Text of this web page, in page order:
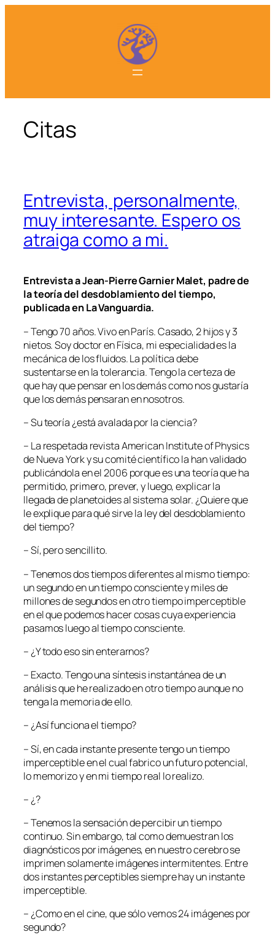
Citas
Entrevista, personalmente,
muy interesante. Espero os
atraiga como a mi.
Entrevista a Jean-Pierre Garnier Malet, padre de
la teoría del desdoblamiento del tiempo,
publicada en La Vanguardia.
– Tengo 70 años. Vivo en París. Casado, 2 hijos y 3
nietos. Soy doctor en Física, mi especialidad es la
mecánica de los fluidos. La política debe
sustentarse en la tolerancia. Tengo la certeza de
que hay que pensar en los demás como nos gustaría
que los demás pensaran en nosotros.
– Su teoría ¿está avalada por la ciencia?
– La respetada revista American Institute of Physics
de Nueva York y su comité científico la han validado
publicándola en el 2006 porque es una teoría que ha
permitido, primero, prever, y luego, explicar la
llegada de planetoides al sistema solar. ¿Quiere que
le explique para qué sirve la ley del desdoblamiento
del tiempo?
– Sí, pero sencillito.
– Tenemos dos tiempos diferentes al mismo tiempo:
un segundo en un tiempo consciente y miles de
millones de segundos en otro tiempo imperceptible
en el que podemos hacer cosas cuya experiencia
pasamos luego al tiempo consciente.
– ¿Y todo eso sin enterarnos?
– Exacto. Tengo una síntesis instantánea de un
análisis que he realizado en otro tiempo aunque no
tenga la memoria de ello.
– ¿Así funciona el tiempo?
– Sí, en cada instante presente tengo un tiempo
imperceptible en el cual fabrico un futuro potencial,
lo memorizo y en mi tiempo real lo realizo.
– ¿?
– Tenemos la sensación de percibir un tiempo
continuo. Sin embargo, tal como demuestran los
diagnósticos por imágenes, en nuestro cerebro se
imprimen solamente imágenes intermitentes. Entre
dos instantes perceptibles siempre hay un instante
imperceptible.
– ¿Como en el cine, que sólo vemos 24 imágenes por
segundo?